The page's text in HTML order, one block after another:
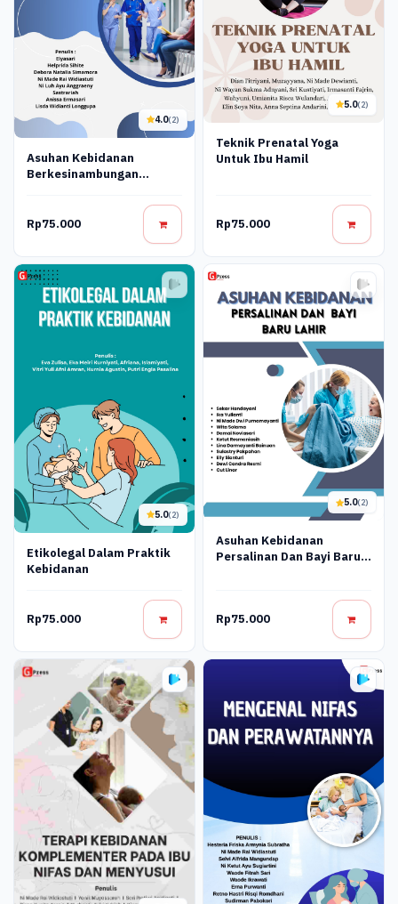
4.0(2)
Asuhan Kebidanan
Berkesinambungan
Rp75.000
5.0(2)
Teknik Prenatal Yoga
Untuk Ibu Hamil
Rp75.000
5.0(2)
Etikolegal Dalam Praktik
Kebidanan
Rp75.000
5.0(2)
Asuhan Kebidanan
Persalinan Dan Bayi Baru
Rp75.000